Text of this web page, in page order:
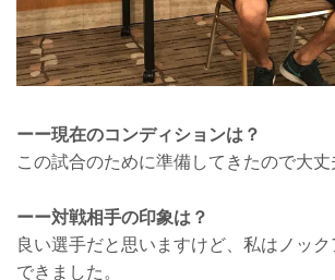
ーー現在のコンディションは？
この試合のために準備してきたので大丈
ーー対戦相手の印象は？
良い選手だと思いますけど、私はノック
できました。